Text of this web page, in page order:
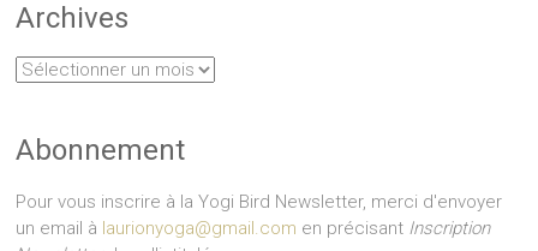
Archives
Archives
Abonnement
Pour vous inscrire à la Yogi Bird Newsletter, merci d'envoyer
un email à laurionyoga@gmail.com en précisant Inscription